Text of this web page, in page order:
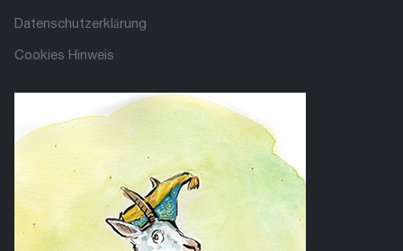
Datenschutzerklärung
Cookies Hinweis